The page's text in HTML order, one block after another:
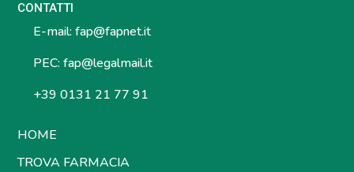
CONTATTI
E-mail: fap@fapnet.it
PEC: fap@legalmail.it
+39 0131 21 77 91
HOME
TROVA FARMACIA